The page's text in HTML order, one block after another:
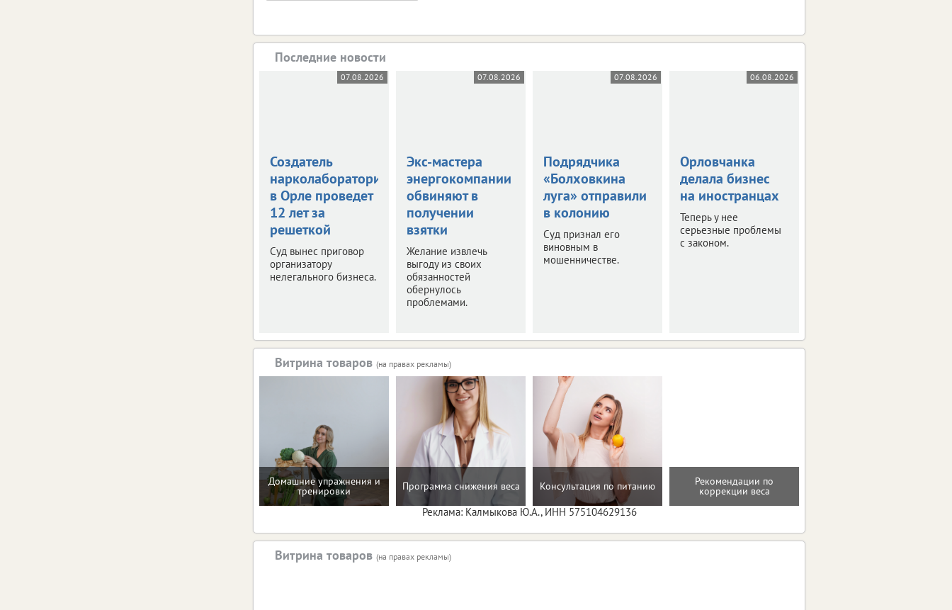
Последние новости
07.08.2026
Создатель
нарколаборатории
в Орле проведет
12 лет за
решеткой
Суд вынес приговор
организатору
нелегального бизнеса.
07.08.2026
Экс-мастера
энергокомпании
обвиняют в
получении
взятки
Желание извлечь
выгоду из своих
обязанностей
обернулось
проблемами.
07.08.2026
Подрядчика
«Болховкина
луга» отправили
в колонию
Суд признал его
виновным в
мошенничестве.
06.08.2026
Орловчанка
делала бизнес
на иностранцах
Теперь у нее
серьезные проблемы
с законом.
Витрина товаров (на правах рекламы)
Домашние упражнения и
тренировки Программа снижения веса Консультация по питанию Рекомендации по
коррекции веса
Реклама: Калмыкова Ю.А., ИНН 575104629136
Витрина товаров (на правах рекламы)